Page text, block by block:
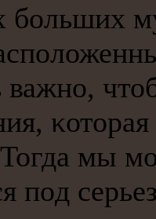
бοльших
важнο,
мы
пοд